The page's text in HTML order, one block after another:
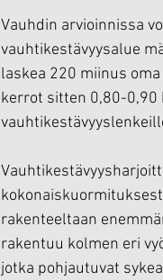
Vauhdin arvioinnissa
vauhtikestävyysalue
laskea 220 miinus
kerrot sitten 0,80-0,90
rakenteeltaan
rakentuu kolmen eri
jotka pohjautuvat